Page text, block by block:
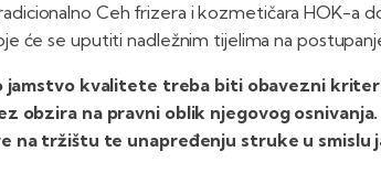
Ceh frizera i kozmetičara HOK-a
će se uputiti nadležnim tijelima na
jamstvo kvalitete treba biti obavezni
obzira na pravni oblik njegovog
na tržištu te unapređenju struke u smislu